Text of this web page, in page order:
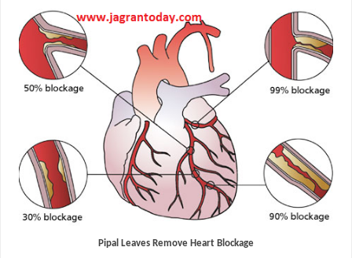
Pipal Leaves Remove Heart Blockage